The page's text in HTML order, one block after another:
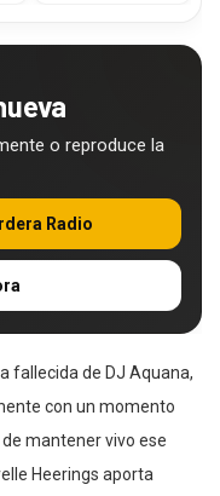
o reproduce la
Radio
fallecida de DJ Aquana,
con un momento
mantener vivo ese
Heerings aporta